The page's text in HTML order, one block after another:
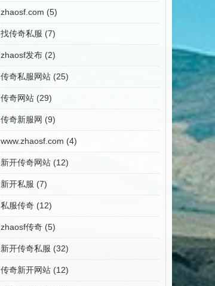
zhaosf.com (5)
找传奇私服 (7)
zhaosf发布 (2)
传奇私服网站 (25)
传奇网站 (29)
传奇新服网 (9)
www.zhaosf.com (4)
新开传奇网站 (12)
新开私服 (7)
私服传奇 (12)
zhaosf传奇 (5)
新开传奇私服 (32)
传奇新开网站 (12)